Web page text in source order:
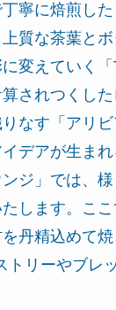
寧に焙煎し
質な茶葉と
変えていく
されつくし
なす「アリ
デアが生ま
ジ」では、
します。こ
丹精込めて
トリーやブレ